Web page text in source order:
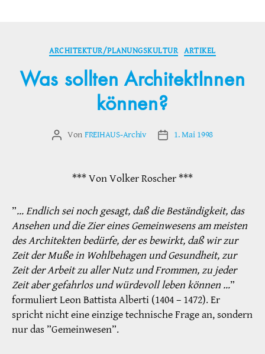
Kategorien
ARCHITEKTUR/PLANUNGSKULTUR ARTIKEL
Was sollten ArchitektInnen
können?
Beitragsautor
Von FREIHAUS-Archiv Veröffentlichungsdatum
1. Mai 1998
*** Von Volker Roscher ***
”… Endlich sei noch gesagt, daß die Beständigkeit, das
Ansehen und die Zier eines Gemeinwesens am meisten
des Architekten bedürfe, der es bewirkt, daß wir zur
Zeit der Muße in Wohlbehagen und Gesundheit, zur
Zeit der Arbeit zu aller Nutz und Frommen, zu jeder
Zeit aber gefahrlos und würdevoll leben können …”
formuliert Leon Battista Alberti (1404 – 1472). Er
spricht nicht eine einzige technische Frage an, sondern
nur das ”Gemeinwesen”.